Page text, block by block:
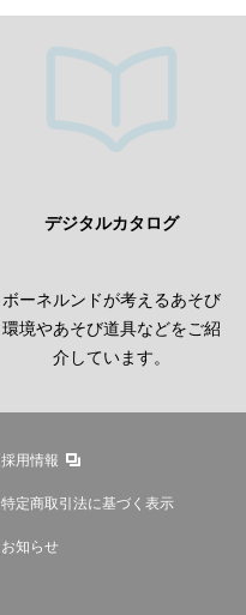
デジタルカタログ
ボーネルンドが考えるあそび
環境やあそび道具などをご紹
介しています。
採用情報
特定商取引法に基づく表示
お知らせ